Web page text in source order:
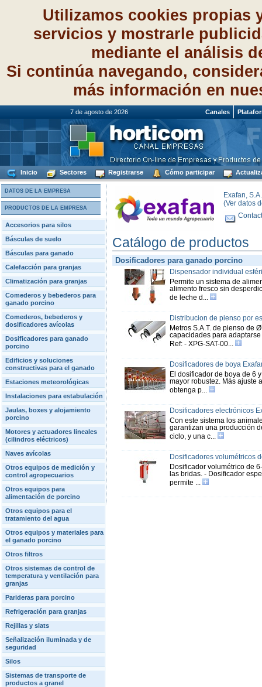
Utilizamos cookies propias
servicios y mostrarle
mediante el análisis
Si continúa navegando,
más información en
7 de agosto de 2026 Canales
Inicio Sectores Registrarse Cómo participar
DATOS DE LA EMPRESA
PRODUCTOS DE LA EMPRESA
Accesorios para silos
Básculas de suelo
Básculas para ganado
Calefacción para granjas
Climatización para granjas
Comederos y bebederos para
ganado porcino
Comederos, bebederos y
dosificadores avícolas
Dosificadores para ganado
porcino
Edificios y soluciones
constructivas para el ganado
Estaciones meteorológicas
Instalaciones para estabulación
Jaulas, boxes y alojamiento
porcino
Motores y actuadores lineales
(cilindros eléctricos)
Naves avícolas
Otros equipos de medición y
control agropecuarios
Otros equipos para
alimentación de porcino
Otros equipos para el
tratamiento del agua
Otros equipos y materiales para
el ganado porcino
Otros filtros
Otros sistemas de control de
temperatura y ventilación para
granjas
Parideras para porcino
Refrigeración para granjas
Rejillas y slats
Señalización iluminada y de
seguridad
Silos
Sistemas de transporte de
productos a granel
Exafan,
(Ver datos
Catálogo de productos
Dosificadores para ganado porcino
Dispensador individual
Permite un sistema de
alimento fresco sin
de leche d...
Distribucion de pienso por
Metros S.A.T. de pienso de
capacidades para
Ref: - XPG-SAT-00...
Dosificadores de boya
El dosificador de boya de 6
mayor robustez. Más ajuste
obtenga p...
Dosificadores electrónicos
Con este sistema los
garantizan una producción
ciclo, y una c...
Dosificadores volumétricos
Dosificador volumétrico de
las bridas. - Dosificador
permite ...